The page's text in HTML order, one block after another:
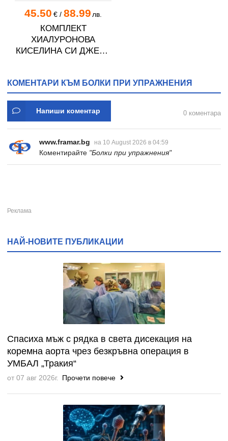
45.50 €/ 88.99 лв.
КОМПЛЕКТ
ХИАЛУРОНОВА
КИСЕЛИНА СИ ДЖЕЛИ
КОМЕНТАРИ КЪМ БОЛКИ ПРИ УПРАЖНЕНИЯ
Напиши коментар 0 коментара
www.framar.bg на 10 August 2026 в 04:59
Коментирайте "Болки при упражнения"
НАЙ-НОВИТЕ ПУБЛИКАЦИИ
Спасиха мъж с рядка в света дисекация на
коремна аорта чрез безкръвна операция в
УМБАЛ „Тракия“
от 07 авг 2026г. Прочети повече